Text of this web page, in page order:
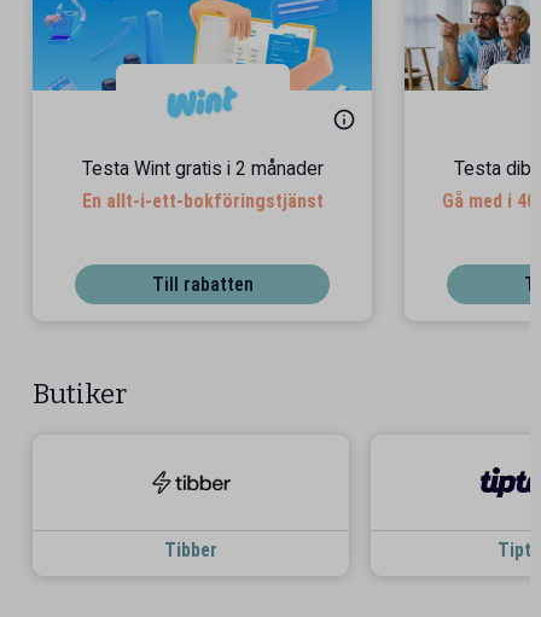
Testa Wint gratis i 2 månader
En allt-i-ett-bokföringstjänst
Till rabatten
Testa
Gå med i
Butiker
Tibber